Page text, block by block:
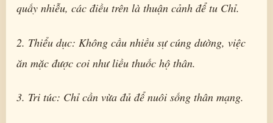
quấy nhiễu, các điều trên là thuận cảnh để tu Chỉ.
2. Thiểu dục: Không cầu nhiều sự cúng dường, việc
ăn mặc được coi như liều thuốc hộ thân.
3. Tri túc: Chỉ cần vừa đủ để nuôi sống thân mạng.